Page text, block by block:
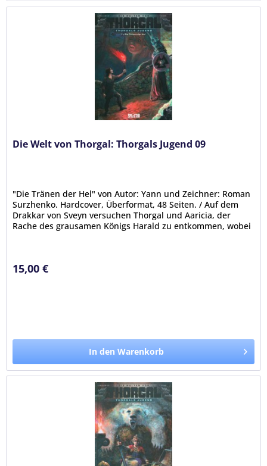
Die Welt von Thorgal: Thorgals Jugend 09
"Die Tränen der Hel" von Autor: Yann und Zeichner: Roman
Surzhenko. Hardcover, Überformat, 48 Seiten. / Auf dem
Drakkar von Sveyn versuchen Thorgal und Aaricia, der
Rache des grausamen Königs Harald zu entkommen, wobei
15,00 €
In den Warenkorb